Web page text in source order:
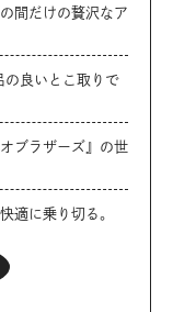
間だけの贅沢なア
良いとこ取りで
ブラザーズ』の世
適に乗り切る。